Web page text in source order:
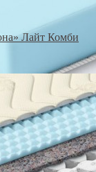
Лайт Комби